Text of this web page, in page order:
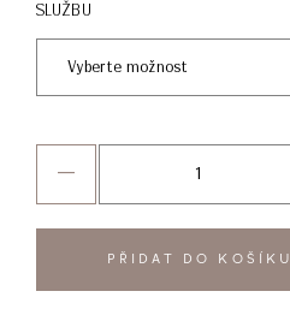
SLUŽBU
PŘIDAT DO KOŠÍKU